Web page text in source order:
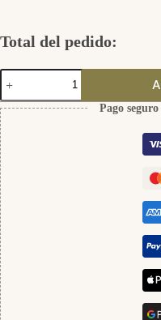
Total del pedido:
Jenell
Ring
Echtgold
cantidad
Pago